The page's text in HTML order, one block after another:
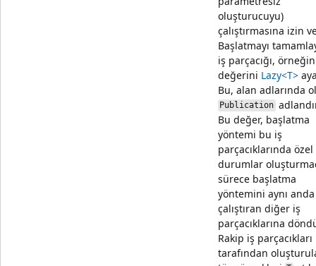
oluşturucuyu)
çalıştırmasına izin
Başlatmayı
iş parçacığı, örneğin
değerini Lazy<T>
Bu, alan adlarında
Publication
Bu değer, başlatma
yöntemi bu iş
parçacıklarında özel
durumlar
sürece başlatma
yöntemini aynı anda
çalıştıran diğer iş
parçacıklarına
Rakip iş parçacıkları
tarafından